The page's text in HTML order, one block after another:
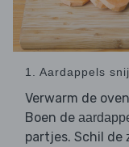
1. Aardappels
Verwarm de
Boen de
partjes. Schil de